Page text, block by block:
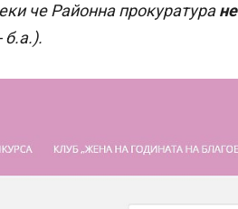
че Районна прокуратуране
б.а.).